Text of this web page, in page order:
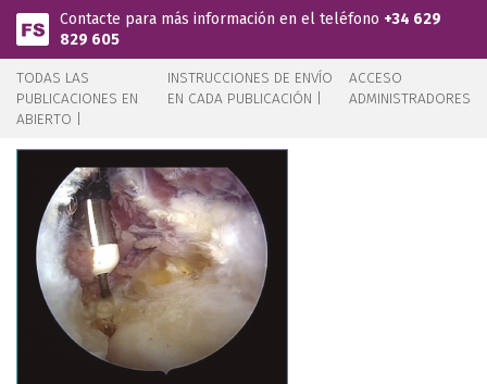
Pasar al contenido principal
Contacte para más información en el teléfono +34 629
829 605
TODAS LAS
PUBLICACIONES EN
ABIERTO |
INSTRUCCIONES DE ENVÍO
EN CADA PUBLICACIÓN |
ACCESO
ADMINISTRADORES